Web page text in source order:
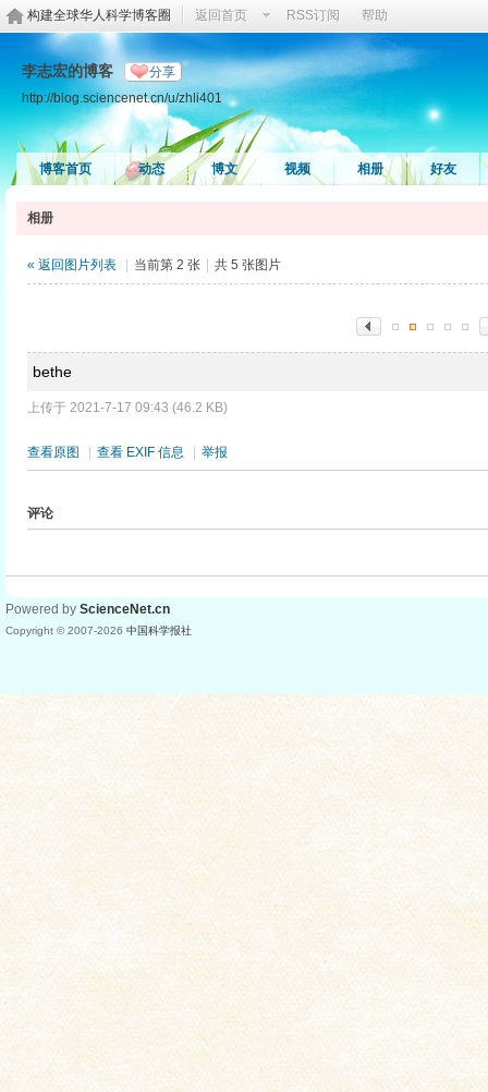
构建全球华人科学博客圈 返回首页 RSS订阅 帮助
李志宏的博客 分享
http://blog.sciencenet.cn/u/zhli401
博客首页 动态 博文 视频 相册 好友
相册
« 返回图片列表 当前第 2 张 共 5 张图片
bethe
上传于 2021-7-17 09:43 (46.2 KB)
查看原图 查看 EXIF 信息 举报
评论
Powered by ScienceNet.cn
Copyright © 2007-2026 中国科学报社